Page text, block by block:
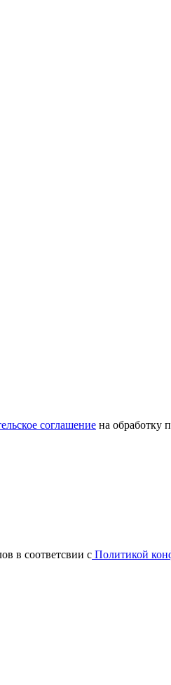
соглашение на обработку
в соответсвии с Политикой